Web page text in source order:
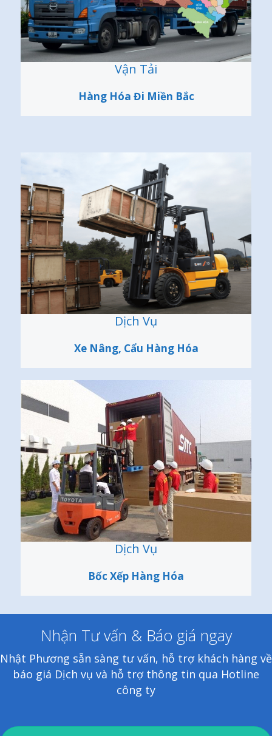
Vận Tải
Hàng Hóa Đi Miền Bắc
Dịch Vụ
Xe Nâng, Cẩu Hàng Hóa
Dịch Vụ
Bốc Xếp Hàng Hóa
Nhận Tư vấn & Báo giá ngay
Nhật Phương sẵn sàng tư vấn, hỗ trợ khách hàng về
báo giá Dịch vụ và hỗ trợ thông tin qua Hotline
công ty